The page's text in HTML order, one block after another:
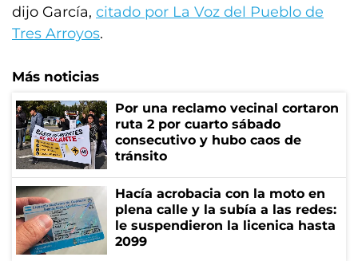
dijo García, citado por La Voz del Pueblo de
Tres Arroyos.
Más noticias
Por una reclamo vecinal cortaron
ruta 2 por cuarto sábado
consecutivo y hubo caos de
tránsito
Hacía acrobacia con la moto en
plena calle y la subía a las redes:
le suspendieron la licenica hasta
2099